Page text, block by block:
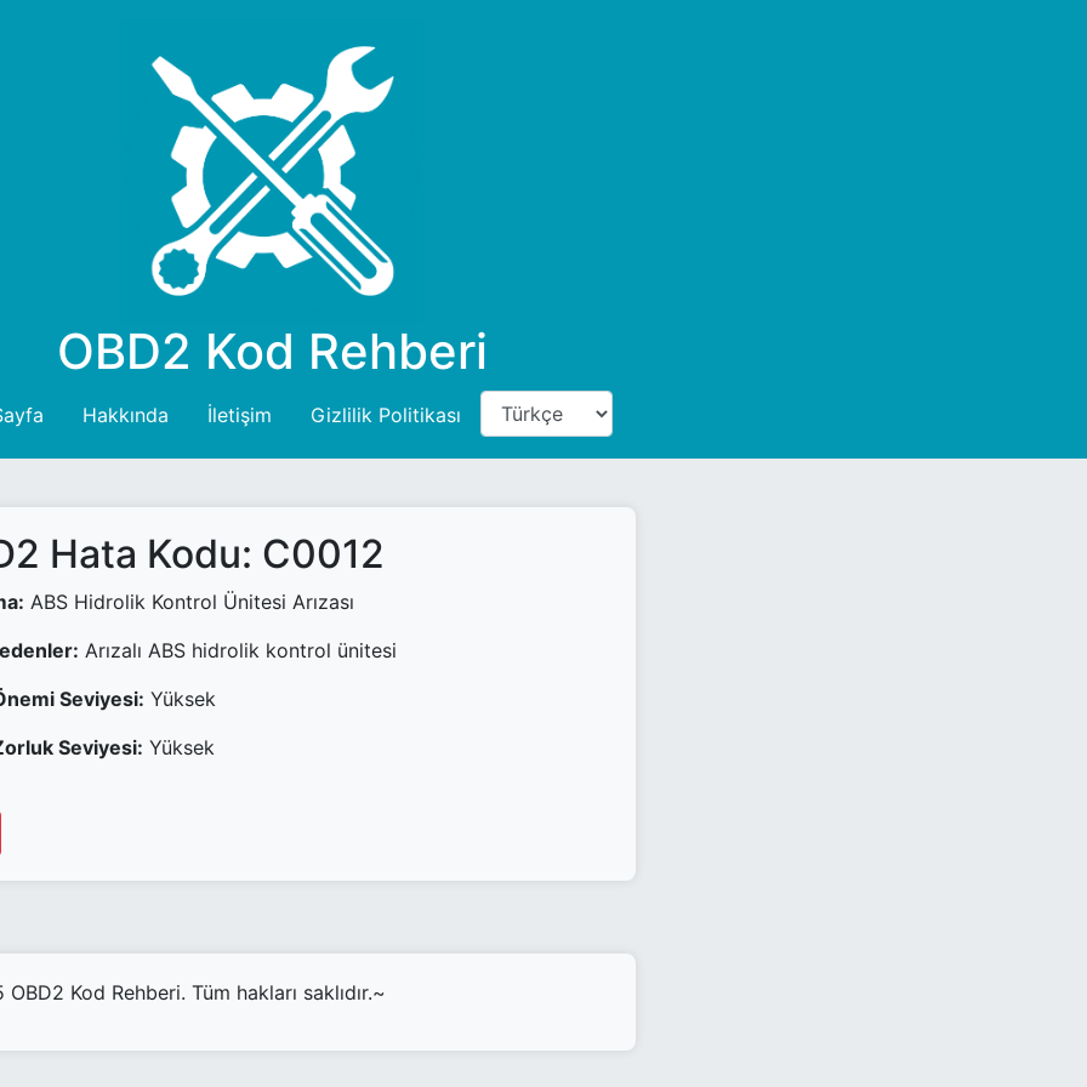
OBD2 Kod Rehberi
Hakkında İletişim Gizlilik Politikası
Hata Kodu: C0012
ABS Hidrolik Kontrol Ünitesi Arızası
Arızalı ABS hidrolik kontrol ünitesi
Seviyesi: Yüksek
Seviyesi: Yüksek
Kod Rehberi. Tüm hakları saklıdır.~